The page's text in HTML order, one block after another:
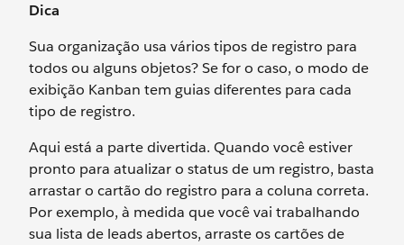
Dica
Sua organização usa vários tipos de registro para
todos ou alguns objetos? Se for o caso, o modo de
exibição Kanban tem guias diferentes para cada
tipo de registro.
Aqui está a parte divertida. Quando você estiver
pronto para atualizar o status de um registro, basta
arrastar o cartão do registro para a coluna correta.
Por exemplo, à medida que você vai trabalhando
sua lista de leads abertos, arraste os cartões de